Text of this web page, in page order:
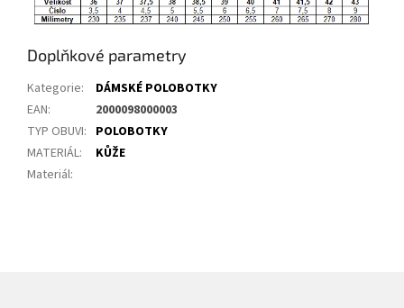
Doplňkové parametry
Kategorie:
DÁMSKÉ POLOBOTKY
EAN:
2000098000003
TYP OBUVI: POLOBOTKY
MATERIÁL:
KŮŽE
Materiál: